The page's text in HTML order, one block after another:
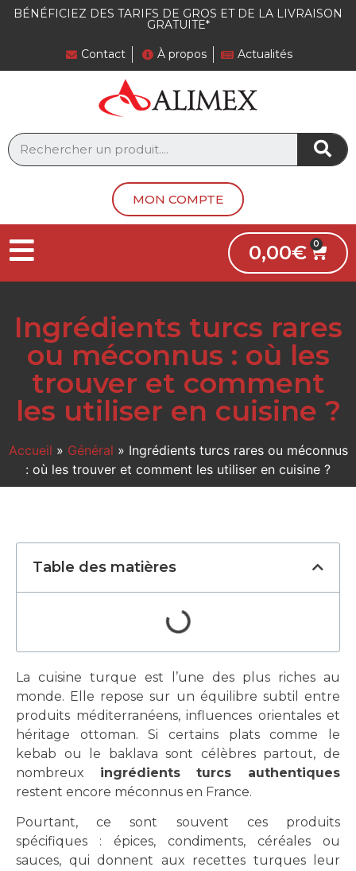
BÉNÉFICIEZ DES TARIFS DE GROS ET DE LA LIVRAISON
GRATUITE*
Contact À propos Actualités
MON COMPTE
0,00€
Ingrédients turcs rares
ou méconnus : où les
trouver et comment
les utiliser en cuisine ?
Accueil » Général » Ingrédients turcs rares ou méconnus
: où les trouver et comment les utiliser en cuisine ?
Table des matières
La cuisine turque est l’une des plus riches au
monde. Elle repose sur un équilibre subtil entre
produits méditerranéens, influences orientales et
héritage ottoman. Si certains plats comme le
kebab ou le baklava sont célèbres partout, de
nombreux ingrédients turcs authentiques
restent encore méconnus en France.
Pourtant, ce sont souvent ces produits
spécifiques : épices, condiments, céréales ou
sauces, qui donnent aux recettes turques leur